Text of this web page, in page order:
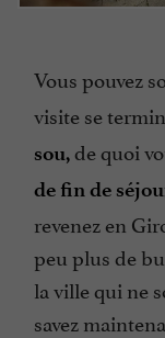
Vous pouvez
visite se
sou,de quoi
de fin de
revenez en
peu plus de
la ville qui ne
savez